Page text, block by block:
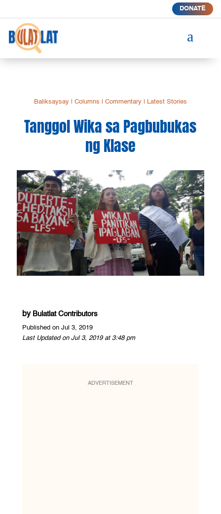
DONATE
a
Baliksaysay| Columns Commentary| Latest Stories
Tanggol Wika sa Pagbubukas
ng Klase
by Bulatlat Contributors
Published on Jul 3, 2019
Last Updated on Jul 3, 2019 at 3:48 pm
ADVERTISEMENT